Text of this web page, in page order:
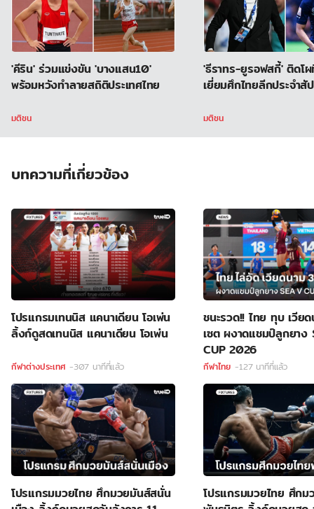
'คีริน' ร่วมแข่งขัน 'บางแสน10'
พร้อมหวังทำลายสถิติประเทศไทย
มติชน
'ธีราทร-ยูรอฟสกี้' ติดโ
เยี่ยมศึกไทยลีกประจำสั
มติชน
บทความที่เกี่ยวข้อง
โปรแกรมเทนนิส แคนาเดียน โอเพ่น
ลิ้งก์ดูสดเทนนิส แคนาเดียน โอเพ่น
กีฬาต่างประเทศ -307 นาทีที่แล้ว
ชนะรวด!! ไทย ทุบ เวีย
เซต ผงาดแชมป์ลูกยาง
CUP 2026
กีฬาไทย -127 นาทีที่แล้ว
โปรแกรมมวยไทย ศึกมวยมันส์สนั่น
โปรแกรมมวยไทย ศึกม